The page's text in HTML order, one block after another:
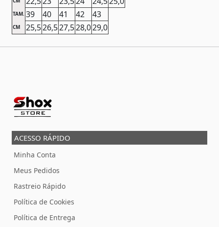
TAM. 39 40 41 42 43
CM 25,526,527,528,029,0
ACESSO RÁPIDO
Minha Conta
Meus Pedidos
Rastreio Rápido
Política de Cookies
Política de Entrega